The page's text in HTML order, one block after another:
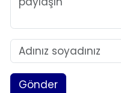
Gönder